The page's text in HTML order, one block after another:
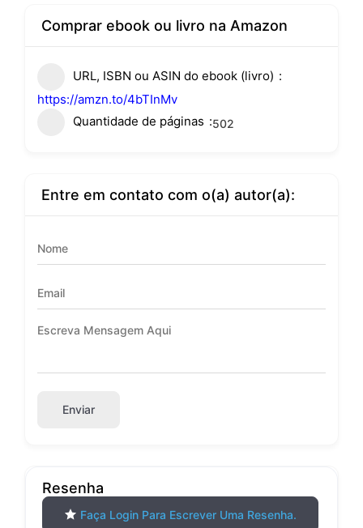
Comprar ebook ou livro na Amazon
URL, ISBN ou ASIN do ebook (livro)
https://amzn.to/4bTInMv
Quantidade de páginas
502
Entre em contato com o(a) autor(a):
Enviar
Resenha
Faça Login Para Escrever Uma Resenha.